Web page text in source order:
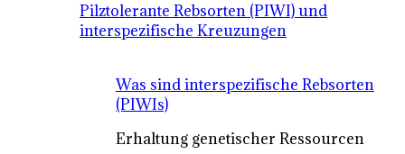
Pilztolerante Rebsorten (PIWI) und
interspezifische Kreuzungen
Was sind interspezifische Rebsorten
(PIWIs)
Erhaltung genetischer Ressourcen